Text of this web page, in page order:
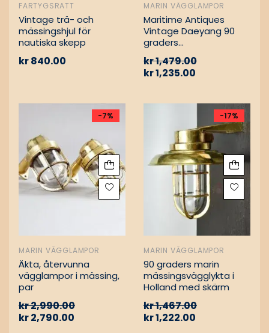
FARTYGSRATT
Vintage trä- och
mässingshjul för
nautiska skepp
kr840.00
MARIN VÄGGLAMPOR
Maritime Antiques
Vintage Daeyang 90
graders
kr1,479.00
kr1,235.00
-7%
MARIN VÄGGLAMPOR
Äkta, återvunna
vägglampor i mässing,
par
kr2,990.00
kr2,790.00
-17%
MARIN VÄGGLAMPOR
90 graders marin
mässingsvägglykta i
Holland med skärm
kr1,467.00
kr1,222.00